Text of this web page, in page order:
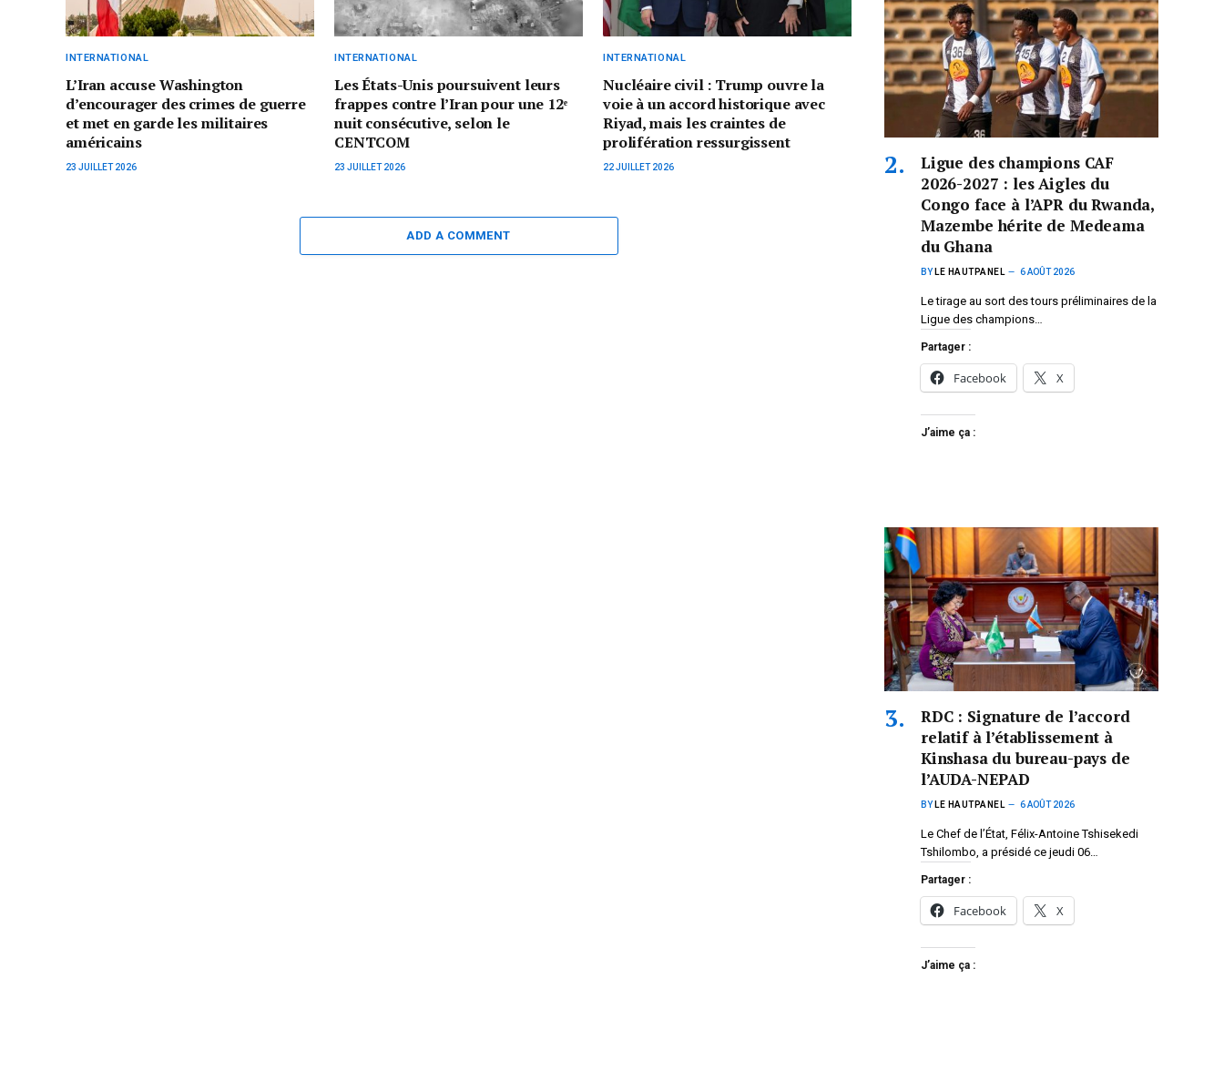
INTERNATIONAL
L’Iran accuse Washington
d’encourager des crimes de guerre
et met en garde les militaires
américains
23 JUILLET 2026
INTERNATIONAL
Les États-Unis poursuivent leurs
frappes contre l’Iran pour une 12ᵉ
nuit consécutive, selon le
CENTCOM
23 JUILLET 2026
INTERNATIONAL
Nucléaire civil : Trump ouvre la
voie à un accord historique avec
Riyad, mais les craintes de
prolifération ressurgissent
22 JUILLET 2026
ADD A COMMENT
Ligue des champions CAF
2026-2027 : les Aigles du
Congo face à l’APR du Rwanda,
Mazembe hérite de Medeama
du Ghana
BY LE HAUTPANEL 6 AOÛT 2026
Le tirage au sort des tours préliminaires de la
Ligue des champions…
Partager :
Facebook X
J’aime ça :
RDC : Signature de l’accord
relatif à l’établissement à
Kinshasa du bureau-pays de
l’AUDA-NEPAD
BY LE HAUTPANEL 6 AOÛT 2026
Le Chef de l’État, Félix-Antoine Tshisekedi
Tshilombo, a présidé ce jeudi 06…
Partager :
Facebook X
J’aime ça :